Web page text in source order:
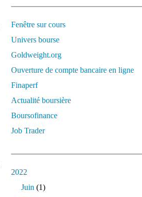
Fenêtre sur cours
Univers bourse
Goldweight.org
Ouverture de compte bancaire en ligne
Finaperf
Actualité boursière
Boursofinance
Job Trader
2022
Juin (1)